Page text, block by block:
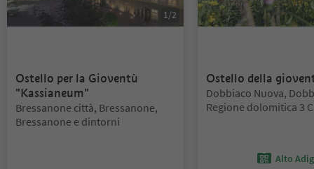
1 /2
Ostello per la Gioventù
"Kassianeum"
Posizione:
Bressanone città, Bressanone,
Bressanone e dintorni
Ostello della
Posizione:
Dobbiaco Nuova,
Regione dolomitica 3
Alto